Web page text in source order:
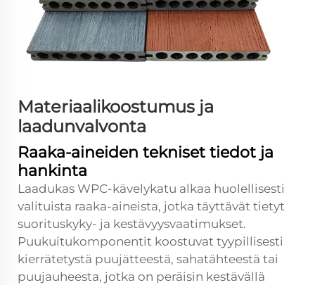
Materiaalikoostumus ja
laadunvalvonta
Raaka-aineiden tekniset tiedot ja
hankinta
Laadukas WPC-kävelykatu alkaa huolellisesti
valituista raaka-aineista, jotka täyttävät tietyt
suorituskyky- ja kestävyysvaatimukset.
Puukuitukomponentit koostuvat tyypillisesti
kierrätetystä puujätteestä, sahatähteestä tai
puujauheesta, jotka on peräisin kestävällä